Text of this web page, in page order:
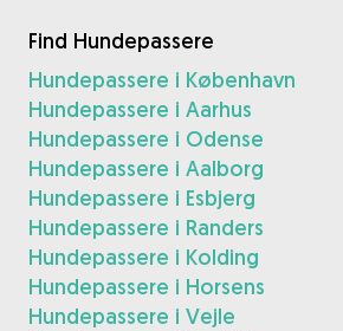
Find Hundepassere
Hundepassere i København
Hundepassere i Aarhus
Hundepassere i Odense
Hundepassere i Aalborg
Hundepassere i Esbjerg
Hundepassere i Randers
Hundepassere i Kolding
Hundepassere i Horsens
Hundepassere i Vejle